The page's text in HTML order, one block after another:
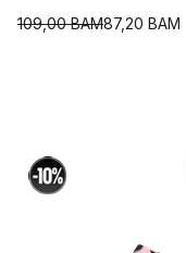
87,20 BAM
109,00BAM